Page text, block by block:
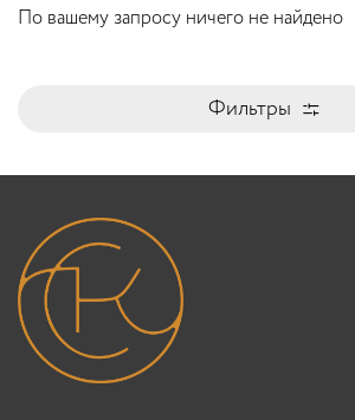
По вашему запросу ничего не найдено
Фильтры